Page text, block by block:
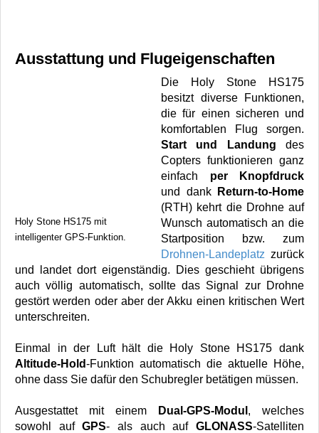
Ausstattung und Flugeigenschaften
Holy Stone HS175 mit
intelligenter GPS-Funktion.
Die Holy Stone HS175
besitzt diverse Funktionen,
die für einen sicheren und
komfortablen Flug sorgen.
Start und Landung des
Copters funktionieren ganz
einfach per Knopfdruck
und dank
Return-to-Home
(RTH) kehrt die Drohne auf
Wunsch automatisch an die
Startposition bzw. zum
Drohnen-Landeplatz zurück
und landet dort eigenständig. Dies geschieht übrigens
auch völlig automatisch, sollte das Signal zur Drohne
gestört werden oder aber der Akku einen kritischen Wert
unterschreiten.
Einmal in der Luft hält die Holy Stone HS175 dank
Altitude-Hold-Funktion automatisch die aktuelle Höhe,
ohne dass Sie dafür den Schubregler betätigen müssen.
Ausgestattet mit einem Dual-GPS-Modul , welches
sowohl aufGPS- als auch aufGLONASS-Satelliten